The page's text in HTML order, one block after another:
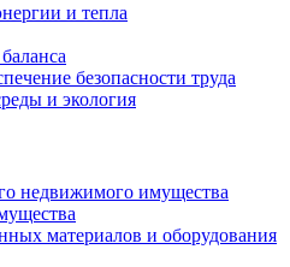
и тепла
безопасности труда
и экология
недвижимого имущества
материалов и оборудования